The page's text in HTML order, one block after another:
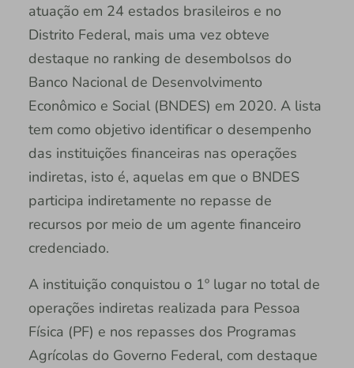
atuação em 24 estados brasileiros e no
Distrito Federal, mais uma vez obteve
destaque no ranking de desembolsos do
Banco Nacional de Desenvolvimento
Econômico e Social (BNDES) em 2020. A lista
tem como objetivo identificar o desempenho
das instituições financeiras nas operações
indiretas, isto é, aquelas em que o BNDES
participa indiretamente no repasse de
recursos por meio de um agente financeiro
credenciado.
A instituição conquistou o 1º lugar no total de
operações indiretas realizada para Pessoa
Física (PF) e nos repasses dos Programas
Agrícolas do Governo Federal, com destaque